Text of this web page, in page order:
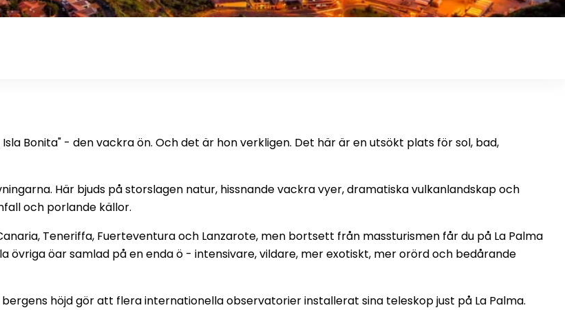
Bonita" - den vackra ön. Och det är hon verkligen. Det här är en utsökt plats för sol, bad,
Här bjuds på storslagen natur, hissnande vackra vyer, dramatiska vulkanlandskap och
och porlande källor.
Teneriffa, Fuerteventura och Lanzarote, men bortsett från massturismen får du på La Palma
övriga öar samlad på en enda ö - intensivare, vildare, mer exotiskt, mer orörd och bedårande
höjd gör att flera internationella observatorier installerat sina teleskop just på La Palma.